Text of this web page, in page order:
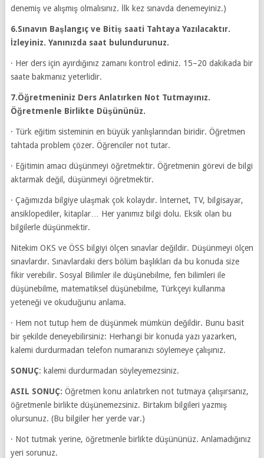
denemiş ve alışmış olmalısınız. İlk kez sınavda denemeyiniz.)
6.Sınavın Başlangıç ve Bitiş saati Tahtaya Yazılacaktır.
İzleyiniz. Yanınızda saat bulundurunuz.
· Her ders için ayırdığınız zamanı kontrol ediniz. 15–20 dakikada bir
saate bakmanız yeterlidir.
7.Öğretmeniniz Ders Anlatırken Not Tutmayınız.
Öğretmenle Birlikte Düşününüz.
· Türk eğitim sisteminin en büyük yanlışlarından biridir. Öğretmen
tahtada problem çözer. Öğrenciler not tutar.
· Eğitimin amacı düşünmeyi öğretmektir. Öğretmenin görevi de bilgi
aktarmak değil, düşünmeyi öğretmektir.
· Çağımızda bilgiye ulaşmak çok kolaydır. İnternet, TV, bilgisayar,
ansiklopediler, kitaplar… Her yanımız bilgi dolu. Eksik olan bu
bilgilerle düşünmektir.
Nitekim OKS ve ÖSS bilgiyi ölçen sınavlar değildir. Düşünmeyi ölçen
sınavlardır. Sınavlardaki ders bölüm başlıkları da bu konuda size
fikir verebilir. Sosyal Bilimler ile düşünebilme, fen bilimleri ile
düşünebilme, matematiksel düşünebilme, Türkçeyi kullanma
yeteneği ve okuduğunu anlama.
· Hem not tutup hem de düşünmek mümkün değildir. Bunu basit
bir şekilde deneyebilirsiniz: Herhangi bir konuda yazı yazarken,
kalemi durdurmadan telefon numaranızı söylemeye çalışınız.
SONUÇ: kalemi durdurmadan söyleyemezsiniz.
ASIL SONUÇ: Öğretmen konu anlatırken not tutmaya çalışırsanız,
öğretmenle birlikte düşünemezsiniz. Birtakım bilgileri yazmış
olursunuz. (Bu bilgiler her yerde var.)
· Not tutmak yerine, öğretmenle birlikte düşününüz. Anlamadığınız
yeri sorunuz.